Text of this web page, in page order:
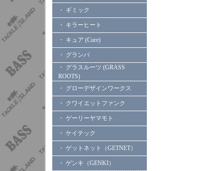
・ ギミック
・ キラーヒート
・ キュア (Cure)
・ グランパ
・ グラスルーツ (GRASS
ROOTS)
・ グローデザインワークス
・ クワイエットファンク
・ ゲーリーヤマモト
・ ケイテック
・ ゲットネット（GETNET）
・ ゲンキ（GENKI）